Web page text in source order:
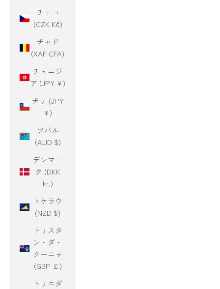
チェコ
(CZK Kč)
チャド
(XAF CFA)
チュニジ
ア (JPY ¥)
チリ (JPY
¥)
ツバル
(AUD $)
デンマー
ク (DKK
kr.)
トケラウ
(NZD $)
トリスタ
ン・ダ・
クーニャ
(GBP £)
トリニダ